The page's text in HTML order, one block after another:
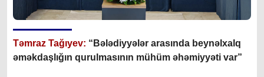
Təmraz Tağıyev: “Bələdiyyələr arasında beynəlxalq
əməkdaşlığın qurulmasının mühüm əhəmiyyəti var”